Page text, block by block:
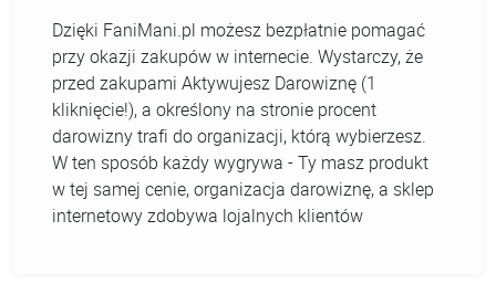
Dzięki FaniMani.pl możesz bezpłatnie pomagać
przy okazji zakupów w internecie. Wystarczy, że
przed zakupami Aktywujesz Darowiznę (1
kliknięcie!), a określony na stronie procent
darowizny trafi do organizacji, którą wybierzesz.
W ten sposób każdy wygrywa - Ty masz produkt
w tej samej cenie, organizacja darowiznę, a sklep
internetowy zdobywa lojalnych klientów